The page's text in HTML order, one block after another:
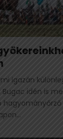
igazán
idén is